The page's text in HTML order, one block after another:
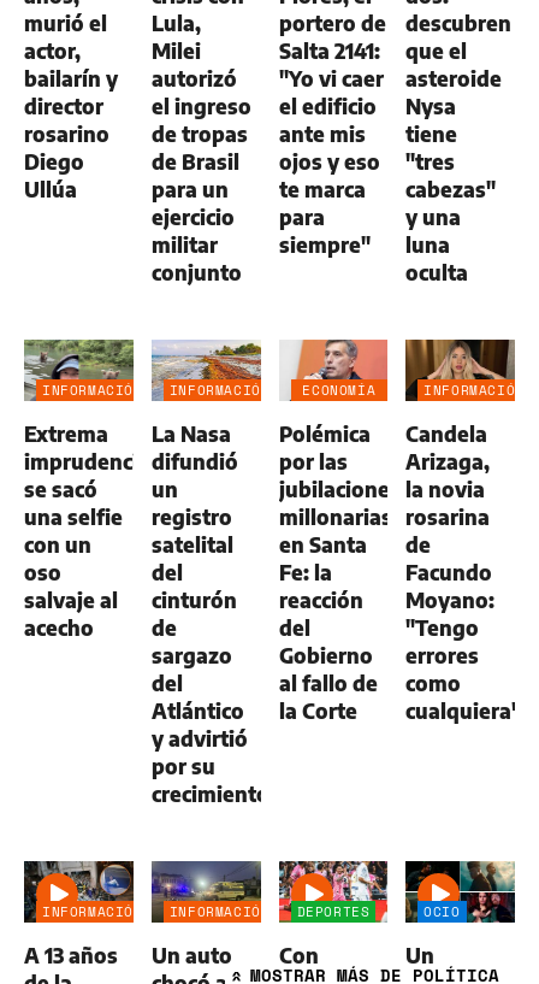
murió el
actor,
bailarín y
director
rosarino
Diego
Ullúa
Lula,
Milei
autorizó
el ingreso
de tropas
de Brasil
para un
ejercicio
militar
conjunto
portero de
Salta 2141:
"Yo vi caer
el edificio
ante mis
ojos y eso
te marca
para
siempre"
descubren
que el
asteroide
Nysa
tiene
"tres
cabezas"
y una
luna
oculta
INFORMACIÓN
Extrema
imprudencia:
se sacó
una selfie
con un
oso
salvaje al
acecho
INFORMACIÓN
La Nasa
difundió
un
registro
satelital
del
cinturón
de
sargazo
del
Atlántico
y advirtió
por su
crecimiento
ECONOMÍA
AGRO
Polémica
por las
jubilaciones
millonarias
en Santa
Fe: la
reacción
del
Gobierno
al fallo de
la Corte
INFORMACIÓN
Candela
Arizaga,
la novia
rosarina
de
Facundo
Moyano:
"Tengo
errores
como
cualquiera"
INFORMACIÓN
A 13 años
INFORMACIÓN
Un auto
DEPORTES
Con
OCIO
Un
» MOSTRAR MÁS DE POLÍTICA